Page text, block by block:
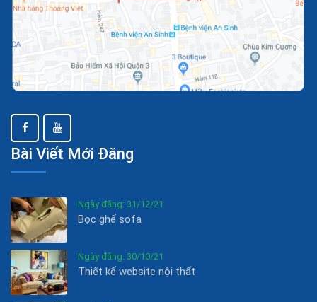
Bài Viết Mới Đăng
Ngày đăng: 31/12/21
Bọc ghế sofa
Ngày đăng: 30/10/21
Thiết kế website nội thất